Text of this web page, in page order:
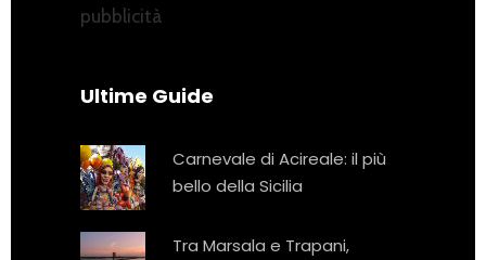
pubblicità
Ultime Guide
Carnevale di Acireale: il più
bello della Sicilia
Tra Marsala e Trapani,